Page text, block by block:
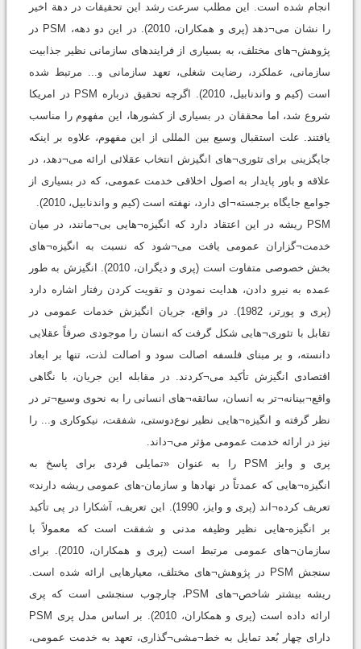
انجام شده است. این مطلب سرعت رشد این تحقیقات در دهة اخیر
را نشان می¬دهد (پری و همکاران، 2010). در این دو دهه، PSM در
پژوهش¬های مختلف، به بسیاری از فرایندهای سازمانی نظیر جذابیت
سازمانی، عملکرد، رضایت شغلی، تعهد سازمانی و... مرتبط شده
است (کیم و واندنابیل، 2010). اگرچه تحقیق درباره PSM در امریکا
شروع شد، اما محققان در بسیاری از کشورها، این مفهوم را مناسب
یافتند. علت استقبال وسیع بین المللی از این مفهوم، علاوه بر اینکه
جایگزینی برای تئوری¬های انگیزش انتخاب عقلائی ارائه می¬دهد، در
علاقه و باور پایدار به اصول اخلاقی خدمت عمومی، که در بسیاری از
جوامع جایگاه برجسته¬ای دارد، نهفته است (کیم و واندنابیل، 2010).
PSM ریشه در این اعتقاد دارد که انگیزه¬هایی بی¬مانند، در میان
خدمت¬گزاران عمومی یافت می¬شود که نسبت به انگیزه¬های
بخش خصوصی متفاوت است (پری و دیگران، 2010). انگیزش به طور
عمده به نیرو دادن، هدایت نمودن و تقویت کردن رفتار اشاره دارد
(پری و پورتر، 1982). در واقع، جریان انگیزش خدمات عمومی در
تقابل با تئوری¬هایی شکل گرفت که انسان را موجودی صرفاً عقلایی
دانسته، و بر مبنای فلسفه اصالت سود و اصالت لذت، تنها بر ابعاد
اقتصادی انگیزش تأکید می¬کردند. در مقابله این جریان، با نگاهی
واقع¬بینانه¬تر به انسان، سائقه¬های انسانی را به نحوی وسیع¬تر در
نظر گرفته و انگیزه¬هایی نظیر نوع‌دوستی، شفقت، نیکوکاری و... را
نیز در ارائه خدمت عمومی مؤثر می¬داند.
پری و وایز PSM را به عنوان «تمایلی فردی برای پاسخ به
انگیزه¬هایی که عمدتاً در نهادها و سازمان-های عمومی ریشه دارند»
تعریف کرده¬اند (پری و وایز، 1990). این تعریف، آشکارا در پی تأکید
بر انگیزه-هایی نظیر وظیفه مدنی و شفقت است که معمولاً با
سازمان¬های عمومی مرتبط است (پری و همکاران، 2010). برای
سنجش PSM در پژوهش¬های مختلف، معیارهایی ارائه شده است.
ریشه بیشتر شاخص¬های PSM، چارچوب سنجشی است که پری
ارائه داده است (پری و همکاران، 2010). بر اساس مدل پری PSM
دارای چهار بُعد تمایل به خط¬مشی¬گذاری، تعهد به خدمت عمومی،